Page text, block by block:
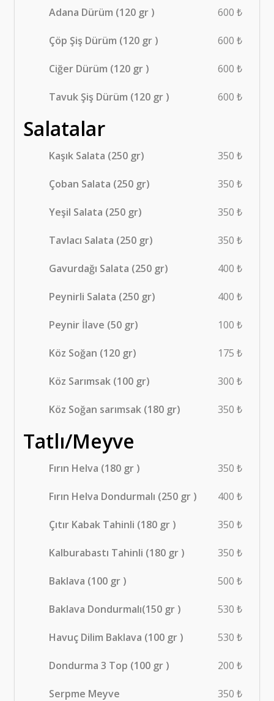
Adana Dürüm (120 gr ) 600 ₺
Çöp Şiş Dürüm (120 gr ) 600 ₺
Ciğer Dürüm (120 gr ) 600 ₺
Tavuk Şiş Dürüm (120 gr ) 600 ₺
Salatalar
Kaşık Salata (250 gr) 350 ₺
Çoban Salata (250 gr) 350 ₺
Yeşil Salata (250 gr) 350 ₺
Tavlacı Salata (250 gr) 350 ₺
Gavurdağı Salata (250 gr) 400 ₺
Peynirli Salata (250 gr) 400 ₺
Peynir İlave (50 gr) 100 ₺
Köz Soğan (120 gr) 175 ₺
Köz Sarımsak (100 gr) 300 ₺
Köz Soğan sarımsak (180 gr) 350 ₺
Tatlı/Meyve
Fırın Helva (180 gr ) 350 ₺
Fırın Helva Dondurmalı (250 gr ) 400 ₺
Çıtır Kabak Tahinli (180 gr ) 350 ₺
Kalburabastı Tahinli (180 gr ) 350 ₺
Baklava (100 gr ) 500 ₺
Baklava Dondurmalı(150 gr ) 530 ₺
Havuç Dilim Baklava (100 gr ) 530 ₺
Dondurma 3 Top (100 gr ) 200 ₺
Serpme Meyve 350 ₺